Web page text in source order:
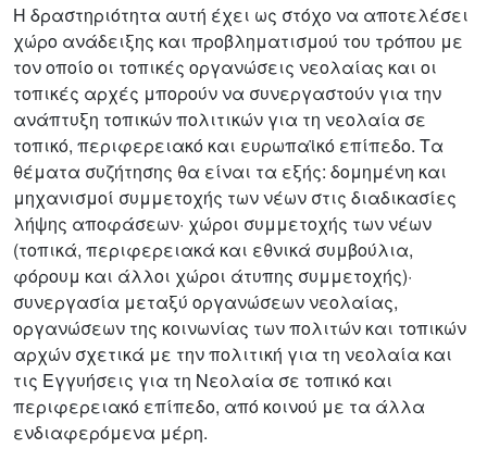
Η δραστηριότητα αυτή έχει ως στόχο να αποτελέσει
χώρο ανάδειξης και προβληματισμού του τρόπου με
τον οποίο οι τοπικές οργανώσεις νεολαίας και οι
τοπικές αρχές μπορούν να συνεργαστούν για την
ανάπτυξη τοπικών πολιτικών για τη νεολαία σε
τοπικό, περιφερειακό και ευρωπαϊκό επίπεδο. Τα
θέματα συζήτησης θα είναι τα εξής: δομημένη και
μηχανισμοί συμμετοχής των νέων στις διαδικασίες
λήψης αποφάσεων· χώροι συμμετοχής των νέων
(τοπικά, περιφερειακά και εθνικά συμβούλια,
φόρουμ και άλλοι χώροι άτυπης συμμετοχής)·
συνεργασία μεταξύ οργανώσεων νεολαίας,
οργανώσεων της κοινωνίας των πολιτών και τοπικών
αρχών σχετικά με την πολιτική για τη νεολαία και
τις Εγγυήσεις για τη Νεολαία σε τοπικό και
περιφερειακό επίπεδο, από κοινού με τα άλλα
ενδιαφερόμενα μέρη.